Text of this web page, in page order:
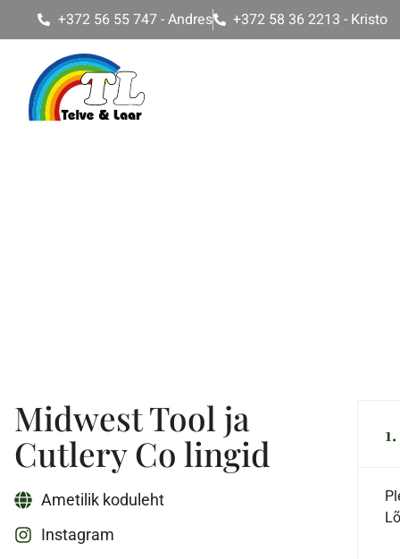
+372 56 55 747 - Andres +372 58 36 2213 - Kristo
Midwest Tool ja
Cutlery Co lingid
Ametilik koduleht
Instagram